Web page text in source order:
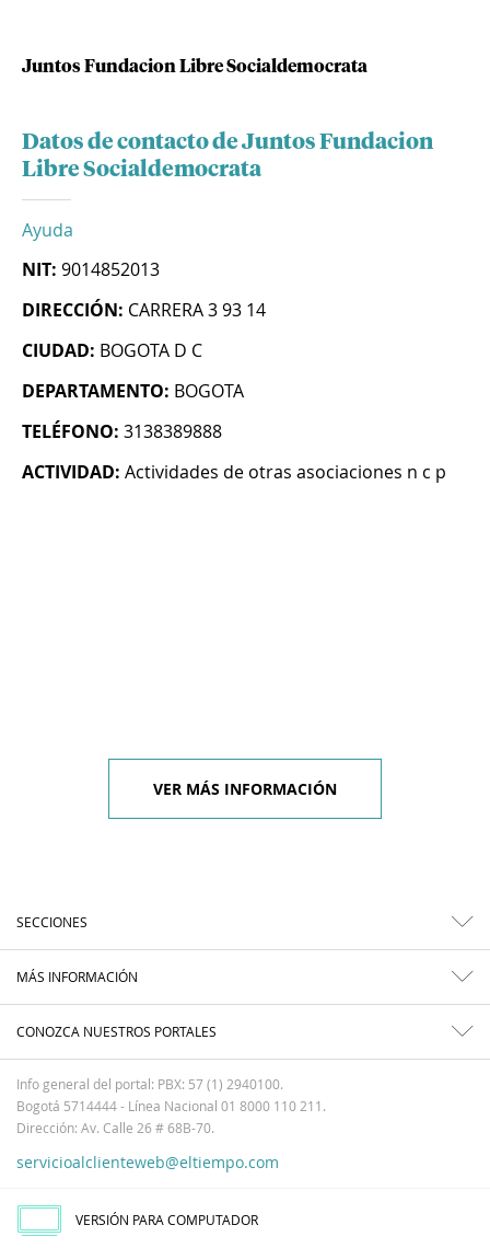
Juntos Fundacion Libre Socialdemocrata
Datos de contacto de Juntos Fundacion
Libre Socialdemocrata
Ayuda
NIT: 9014852013
DIRECCIÓN: CARRERA 3 93 14
CIUDAD: BOGOTA D C
DEPARTAMENTO: BOGOTA
TELÉFONO: 3138389888
ACTIVIDAD: Actividades de otras asociaciones n c p
VER MÁS INFORMACIÓN
SECCIONES
MÁS INFORMACIÓN
CONOZCA NUESTROS PORTALES
Info general del portal: PBX: 57 (1) 2940100.
Bogotá 5714444 - Línea Nacional 01 8000 110 211.
Dirección: Av. Calle 26 # 68B-70.
servicioalclienteweb@eltiempo.com
VERSIÓN PARA COMPUTADOR